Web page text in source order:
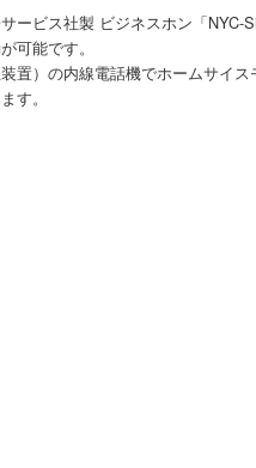
ービス社製 ビジネスホン「NYC-
可能です。
置）の内線電話機でホームサイ
す。